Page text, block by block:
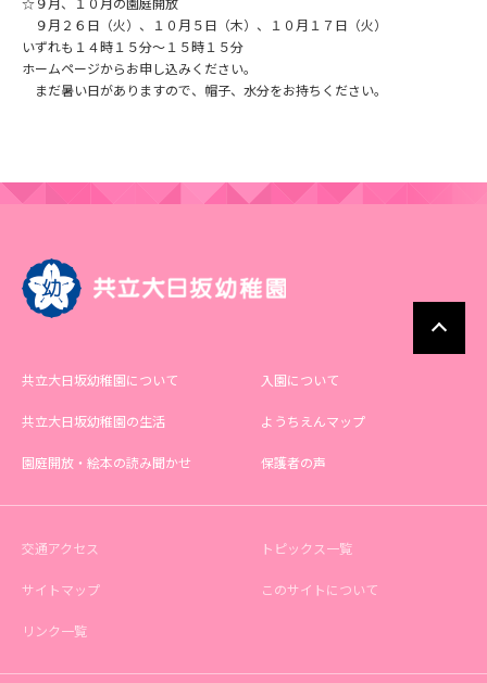
９月２６日（火）、１０月５日（木）、１０月１７日（火）
いずれも１４時１５分～１５時１５分
ホームページからお申し込みください。
まだ暑い日がありますので、帽子、水分をお持ちください。
共立大日坂幼稚園について
共立大日坂幼稚園の生活
園庭開放・絵本の読み聞かせ
入園について
ようちえんマップ
保護者の声
交通アクセス トピックス一覧
サイトマップ このサイトについて
リンク一覧